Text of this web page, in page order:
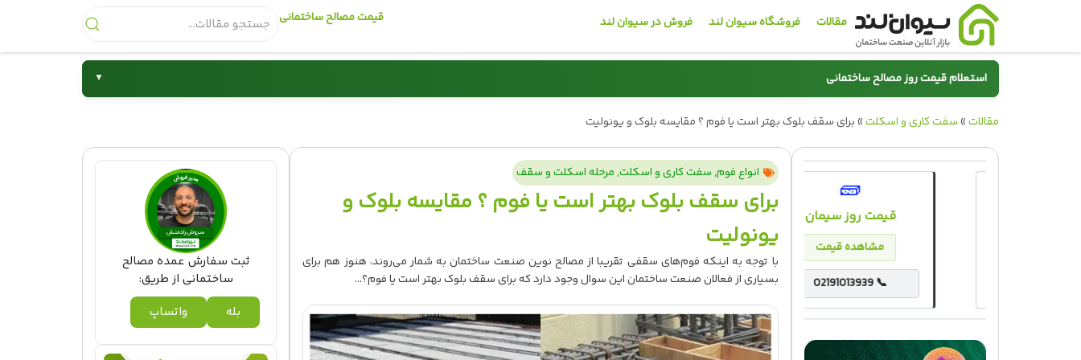
مقالات فروشگاه سیوان لند فروش در سیوان لند قیمت مصالح ساختمانی
استعلام قیمت روز مصالح ساختمانی ▼
سیمان میلگرد مقالات»سفت کاری و اسکلت»برای سقف بلوک بهتر است یا فوم ؟ مقایسه بلوک و یونولیت
🏗️
قیمت روز میلگرد
02191013939 📞
🧱
قیمت روز سیمان
مشاهده قیمت
02191013939 📞
انواع فوم,سفت کاری و اسکلت,مرحله اسکلت و سقف
برای سقف بلوک بهتر است یا فوم ؟ مقایسه بلوک و
یونولیت
با توجه به اینکه فوم‌های سقفی تقریبا از مصالح نوین صنعت ساختمان به شمار می‌روند، هنوز هم برای
بسیاری از فعالان صنعت ساختمان این سوال وجود دارد که برای سقف بلوک بهتر است یا فوم؟...
ثبت سفارش عمده مصالح
ساختمانی از طریق:
بله
واتساپ